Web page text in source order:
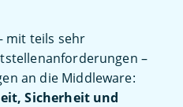
mit teils sehr
–
an die Middleware:
Sicherheit und